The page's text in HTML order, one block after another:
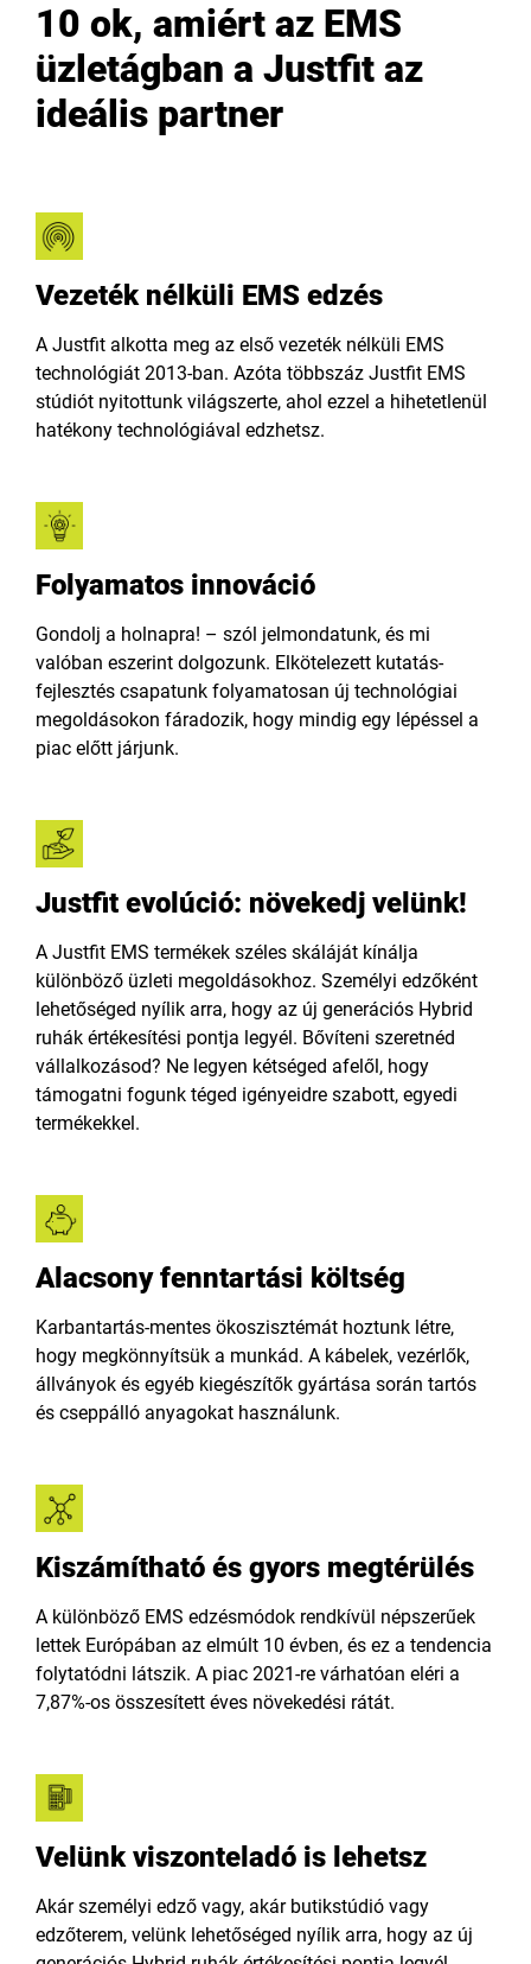
10 ok, amiért az EMS
üzletágban a Justfit az
ideális partner
Vezeték nélküli EMS edzés
A Justfit alkotta meg az első vezeték nélküli EMS
technológiát 2013-ban. Azóta többszáz Justfit EMS
stúdiót nyitottunk világszerte, ahol ezzel a hihetetlenül
hatékony technológiával edzhetsz.
Folyamatos innováció
Gondolj a holnapra! – szól jelmondatunk, és mi
valóban eszerint dolgozunk. Elkötelezett kutatás-
fejlesztés csapatunk folyamatosan új technológiai
megoldásokon fáradozik, hogy mindig egy lépéssel a
piac előtt járjunk.
Justfit evolúció: növekedj velünk!
A Justfit EMS termékek széles skáláját kínálja
különböző üzleti megoldásokhoz. Személyi edzőként
lehetőséged nyílik arra, hogy az új generációs Hybrid
ruhák értékesítési pontja legyél. Bővíteni szeretnéd
vállalkozásod? Ne legyen kétséged afelől, hogy
támogatni fogunk téged igényeidre szabott, egyedi
termékekkel.
Alacsony fenntartási költség
Karbantartás-mentes ökoszisztémát hoztunk létre,
hogy megkönnyítsük a munkád. A kábelek, vezérlők,
állványok és egyéb kiegészítők gyártása során tartós
és cseppálló anyagokat használunk.
Kiszámítható és gyors megtérülés
A különböző EMS edzésmódok rendkívül népszerűek
lettek Európában az elmúlt 10 évben, és ez a tendencia
folytatódni látszik. A piac 2021-re várhatóan eléri a
7,87%-os összesített éves növekedési rátát.
Velünk viszonteladó is lehetsz
Akár személyi edző vagy, akár butikstúdió vagy
edzőterem, velünk lehetőséged nyílik arra, hogy az új